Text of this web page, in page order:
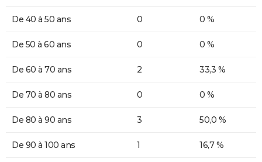
De 40 à 50 ans 0 0 %
De 50 à 60 ans 0 0 %
De 60 à 70 ans 2 33,3 %
De 70 à 80 ans 0 0 %
De 80 à 90 ans 3 50,0 %
De 90 à 100 ans 1 16,7 %